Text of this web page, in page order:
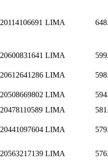
20114106691 LIMA
20600831641 LIMA
20612641286 LIMA
20508669802 LIMA
20478110589 LIMA
20441097604 LIMA
20563217139 LIMA